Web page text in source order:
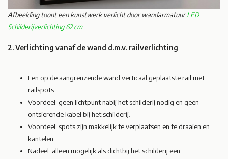
Afbeelding toont een kunstwerk verlicht door wandarmatuurLED
Schilderijverlichting 62 cm
2. Verlichting vanaf de wand d.m.v. railverlichting
Een op de aangrenzende wand verticaal geplaatste rail met
railspots.
Voordeel: geen lichtpunt nabij het schilderij nodig en geen
ontsierende kabel bij het schilderij.
Voordeel: spots zijn makkelijk te verplaatsen en te draaien en
kantelen.
Nadeel: alleen mogelijk als dichtbij het schilderij een